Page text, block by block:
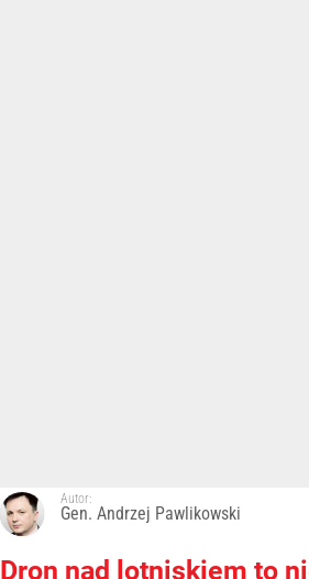
Autor:
Gen. Andrzej Pawlikowski
Dron nad lotniskiem to